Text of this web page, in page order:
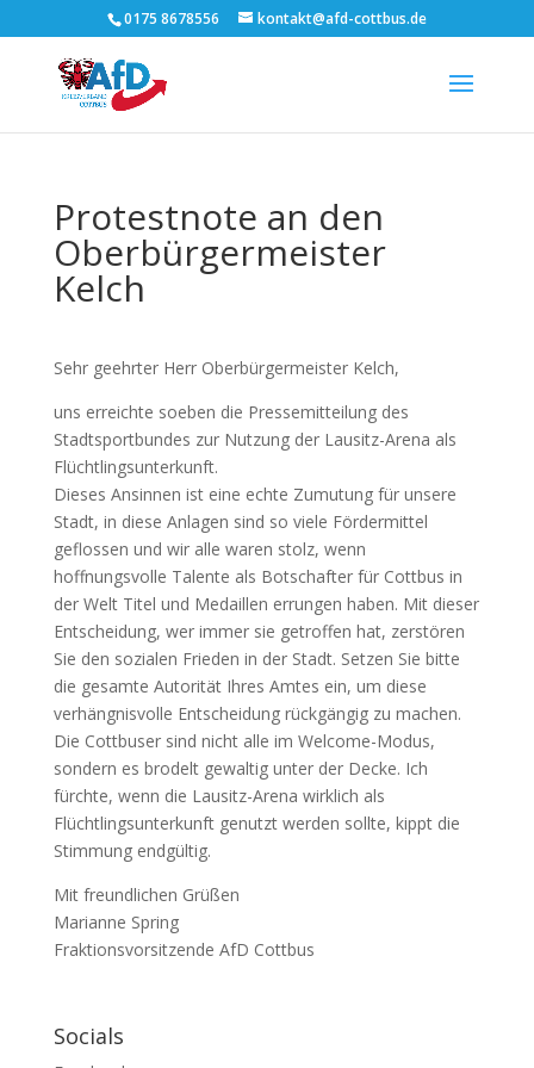
0175 8678556 kontakt@afd-cottbus.de
Protestnote an den
Oberbürgermeister
Kelch
Sehr geehrter Herr Oberbürgermeister Kelch,
uns erreichte soeben die Pressemitteilung des
Stadtsportbundes zur Nutzung der Lausitz-Arena als
Flüchtlingsunterkunft.
Dieses Ansinnen ist eine echte Zumutung für unsere
Stadt, in diese Anlagen sind so viele Fördermittel
geflossen und wir alle waren stolz, wenn
hoffnungsvolle Talente als Botschafter für Cottbus in
der Welt Titel und Medaillen errungen haben. Mit dieser
Entscheidung, wer immer sie getroffen hat, zerstören
Sie den sozialen Frieden in der Stadt. Setzen Sie bitte
die gesamte Autorität Ihres Amtes ein, um diese
verhängnisvolle Entscheidung rückgängig zu machen.
Die Cottbuser sind nicht alle im Welcome-Modus,
sondern es brodelt gewaltig unter der Decke. Ich
fürchte, wenn die Lausitz-Arena wirklich als
Flüchtlingsunterkunft genutzt werden sollte, kippt die
Stimmung endgültig.
Mit freundlichen Grüßen
Marianne Spring
Fraktionsvorsitzende AfD Cottbus
Socials